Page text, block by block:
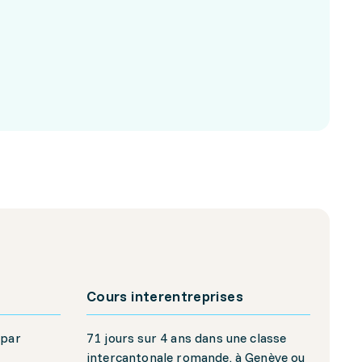
Cours interentreprises
71 jours sur 4 ans dans une classe
intercantonale romande, à Genève ou